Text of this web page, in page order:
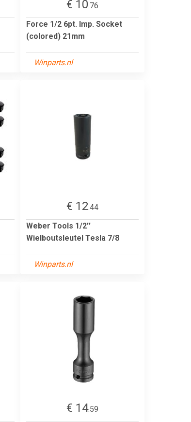
€ 10.76
Force 1/2 6pt. Imp. Socket
(colored) 21mm
Winparts.nl
€ 12.44
Weber Tools 1/2''
Wielboutsleutel Tesla 7/8
Winparts.nl
€ 14.59